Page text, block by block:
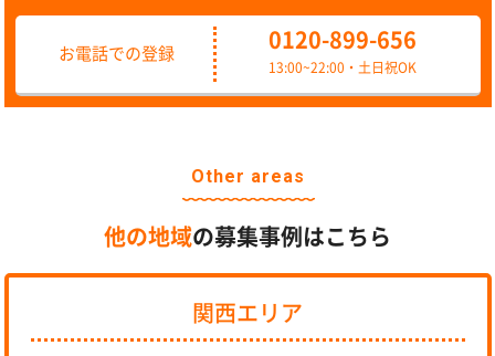
お電話での登録
0120-899-656
13:00~22:00・土日祝OK
Other areas
他の地域の募集事例はこちら
関西エリア